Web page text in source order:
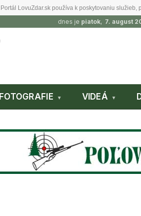
Portál LovuZdar.sk používa k poskytovaniu
dnes je piatok, 7. august
FOTOGRAFIE VIDEÁ